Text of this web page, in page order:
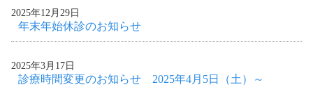
2025年12月29日
年末年始休診のお知らせ
2025年3月17日
診療時間変更のお知らせ 2025年4月5日（土）～